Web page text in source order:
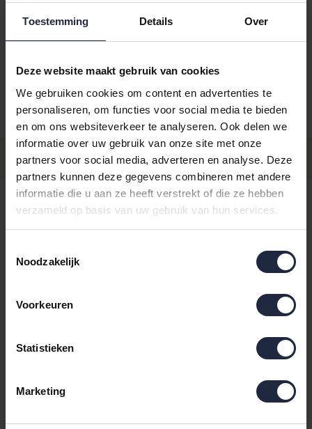
Toestemming Details Over
Deze website maakt gebruik van cookies
We gebruiken cookies om content en advertenties te
personaliseren, om functies voor social media te bieden
en om ons websiteverkeer te analyseren. Ook delen we
informatie over uw gebruik van onze site met onze
partners voor social media, adverteren en analyse. Deze
partners kunnen deze gegevens combineren met andere
informatie die u aan ze heeft verstrekt of die ze hebben
verzameld op basis van uw gebruik van hun services.
Noodzakelijk
Voorkeuren
Statistieken
Marketing
Kies je kleur: flanell
Aantal Maat Prijs
Maat L
- Levertijd: 5-10 dagen
€89,99
Incl. BTW
Incl. BTW
€89,99
Incl. BTW
Maat XL
- Levertijd: 5-10 dagen
€89,99
Incl. BTW
€89,99
€99,99